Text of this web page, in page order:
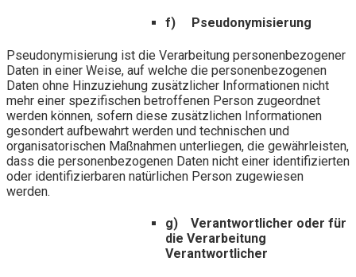
f) Pseudonymisierung
Pseudonymisierung ist die Verarbeitung personenbezogener
Daten in einer Weise, auf welche die personenbezogenen
Daten ohne Hinzuziehung zusätzlicher Informationen nicht
mehr einer spezifischen betroffenen Person zugeordnet
werden können, sofern diese zusätzlichen Informationen
gesondert aufbewahrt werden und technischen und
organisatorischen Maßnahmen unterliegen, die gewährleisten,
dass die personenbezogenen Daten nicht einer identifizierten
oder identifizierbaren natürlichen Person zugewiesen
werden.
g) Verantwortlicher oder für
die Verarbeitung
Verantwortlicher